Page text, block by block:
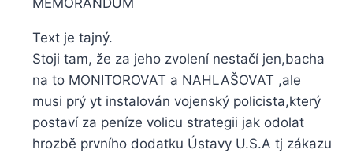
MEMORANDUM
Text je tajný.
Stoji tam, že za jeho zvolení nestačí jen,bacha
na to MONITOROVAT a NAHLAŠOVAT ,ale
musi prý yt instalován vojenský policista,který
postaví za peníze volicu strategii jak odolat
hrozbě prvního dodatku Ústavy U.S.A tj zákazu